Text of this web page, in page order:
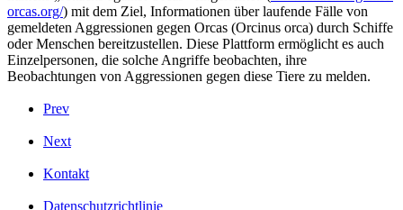
orcas.org/) mit dem Ziel, Informationen über laufende Fälle von
gemeldeten Aggressionen gegen Orcas (Orcinus orca) durch Schiffe
oder Menschen bereitzustellen. Diese Plattform ermöglicht es auch
Einzelpersonen, die solche Angriffe beobachten, ihre
Beobachtungen von Aggressionen gegen diese Tiere zu melden.
Prev
Next
Kontakt
Datenschutzrichtlinie